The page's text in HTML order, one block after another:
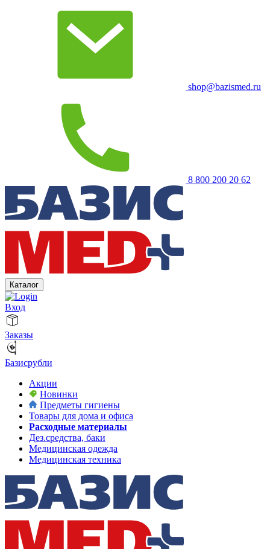
shop@bazismed.ru
8 800 200 20 62
Каталог
Вход
Заказы
Базисрубли
Акции
Новинки
Предметы гигиены
Товары для дома и офиса
Расходные материалы
Дез.средства, баки
Медицинская одежда
Медицинская техника